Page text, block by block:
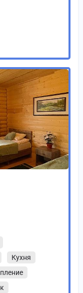
Кухня